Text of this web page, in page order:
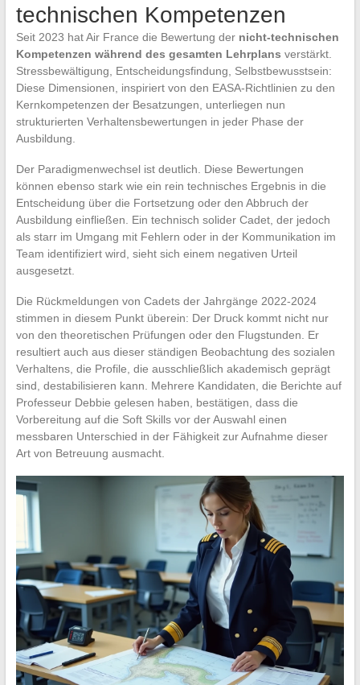
technischen Kompetenzen
Seit 2023 hat Air France die Bewertung der nicht-technischen
Kompetenzen während des gesamten Lehrplans verstärkt.
Stressbewältigung, Entscheidungsfindung, Selbstbewusstsein:
Diese Dimensionen, inspiriert von den EASA-Richtlinien zu den
Kernkompetenzen der Besatzungen, unterliegen nun
strukturierten Verhaltensbewertungen in jeder Phase der
Ausbildung.
Der Paradigmenwechsel ist deutlich. Diese Bewertungen
können ebenso stark wie ein rein technisches Ergebnis in die
Entscheidung über die Fortsetzung oder den Abbruch der
Ausbildung einfließen. Ein technisch solider Cadet, der jedoch
als starr im Umgang mit Fehlern oder in der Kommunikation im
Team identifiziert wird, sieht sich einem negativen Urteil
ausgesetzt.
Die Rückmeldungen von Cadets der Jahrgänge 2022-2024
stimmen in diesem Punkt überein: Der Druck kommt nicht nur
von den theoretischen Prüfungen oder den Flugstunden. Er
resultiert auch aus dieser ständigen Beobachtung des sozialen
Verhaltens, die Profile, die ausschließlich akademisch geprägt
sind, destabilisieren kann. Mehrere Kandidaten, die Berichte auf
Professeur Debbie gelesen haben, bestätigen, dass die
Vorbereitung auf die Soft Skills vor der Auswahl einen
messbaren Unterschied in der Fähigkeit zur Aufnahme dieser
Art von Betreuung ausmacht.